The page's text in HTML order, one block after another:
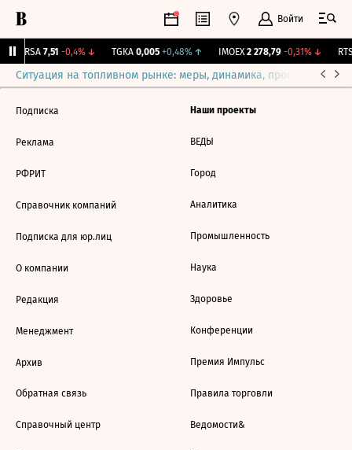
Войти
ARSA 7,51 -0,4%↓ TGKA 0,005 +0,48%↑ IMOEX 2 278,79 -0,31%↓
Ситуация на топливном рынке: меры, динамика, прогнозы
Подписка
Реклама
РФРИТ
Справочник компаний
Подписка для юр.лиц
О компании
Редакция
Менеджмент
Архив
Обратная связь
Справочный центр
Наши проекты
ВЕДЫ
Город
Аналитика
Промышленность
Наука
Здоровье
Конференции
Премия Импульс
Правила торговли
Ведомости&